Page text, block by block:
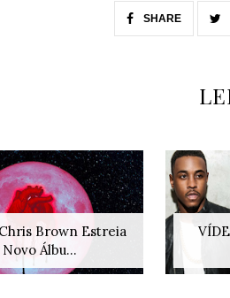
SHARE
Brown Estreia
Novo Álbu...